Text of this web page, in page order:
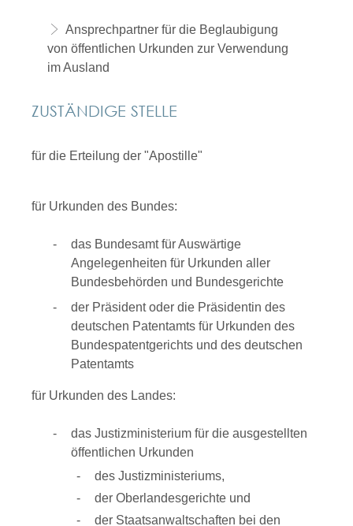
Ansprechpartner für die Beglaubigung
von öffentlichen Urkunden zur Verwendung
im Ausland
ZUSTÄNDIGE STELLE
für die Erteilung der "Apostille"
für Urkunden des Bundes:
das Bundesamt für Auswärtige
Angelegenheiten für Urkunden aller
Bundesbehörden und Bundesgerichte
der Präsident oder die Präsidentin des
deutschen Patentamts für Urkunden des
Bundespatentgerichts und des deutschen
Patentamts
für Urkunden des Landes:
das Justizministerium für die ausgestellten
öffentlichen Urkunden
des Justizministeriums,
der Oberlandesgerichte und
der Staatsanwaltschaften bei den